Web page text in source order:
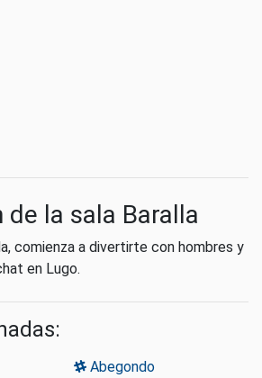
de la sala Baralla
comienza a divertirte con hombres y
en Lugo.
Abegondo